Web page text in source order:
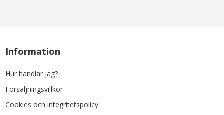
Information
Hur handlar jag?
Försäljningsvillkor
Cookies och integritetspolicy